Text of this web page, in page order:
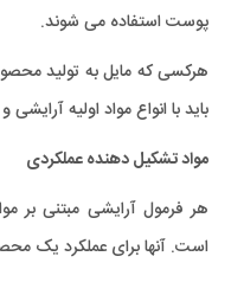
پوست استفاده می شوند.
هرکسی که مایل به تولید
باید با انواع مواد اولیه
مواد تشکیل دهنده عملکردی
هر فرمول آرایشی مبتنی بر
است. آنها برای عملکرد یک